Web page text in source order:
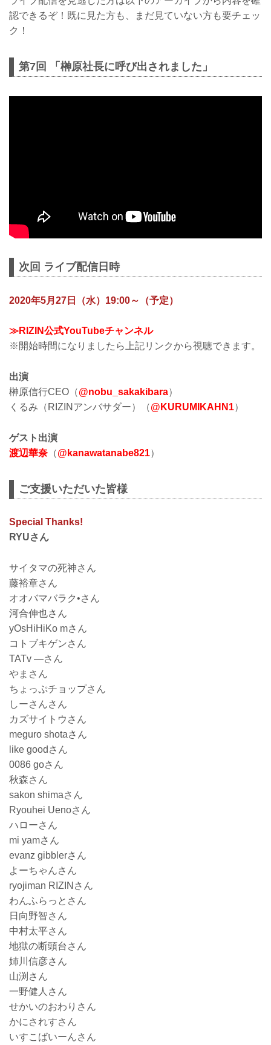
にいながらRIZINファイターと交流が楽し
めるオンラインファンミーティングが開
トファイターの声を聞いたり、ファンの
皆様のRIZIN愛を選手へ伝えたりと双方向
となる予定だ。
認できるぞ！既に見た方も、まだ見ていない方も要チェッ
ク！
第7回 「榊原社長に呼び出されました」
次回 ライブ配信日時
2020年5月27日（水）19:00～（予定）
≫RIZIN公式YouTubeチャンネル
※開始時間になりましたら上記リンクから視聴できます。
出演
榊原信行CEO（@nobu_sakakibara）
くるみ（RIZINアンバサダー）（@KURUMIKAHN1）
ゲスト出演
渡辺華奈 （@kanawatanabe821）
ご支援いただいた皆様
Special Thanks!
RYUさん
サイタマの死神さん
藤裕章さん
オオバマバラク•さん
河合伸也さん
yOsHiHiKo mさん
コトブキゲンさん
TATv ―さん
やまさん
ちょっぷチョップさん
しーさんさん
カズサイトウさん
meguro shotaさん
like goodさん
0086 goさん
秋森さん
sakon shimaさん
Ryouhei Uenoさん
ハローさん
mi yamさん
evanz gibblerさん
よーちゃんさん
ryojiman RIZINさん
わんふらっとさん
日向野智さん
中村太平さん
地獄の断頭台さん
姉川信彦さん
山渕さん
一野健人さん
せかいのおわりさん
かにされすさん
いすこばいーんさん